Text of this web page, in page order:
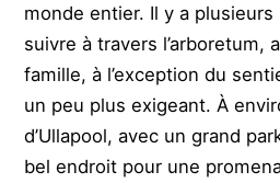
monde entier. Il y a
suivre à travers l’arboretum,
famille, à l’exception du
un peu plus exigeant. À
d’Ullapool, avec un grand
bel endroit pour une